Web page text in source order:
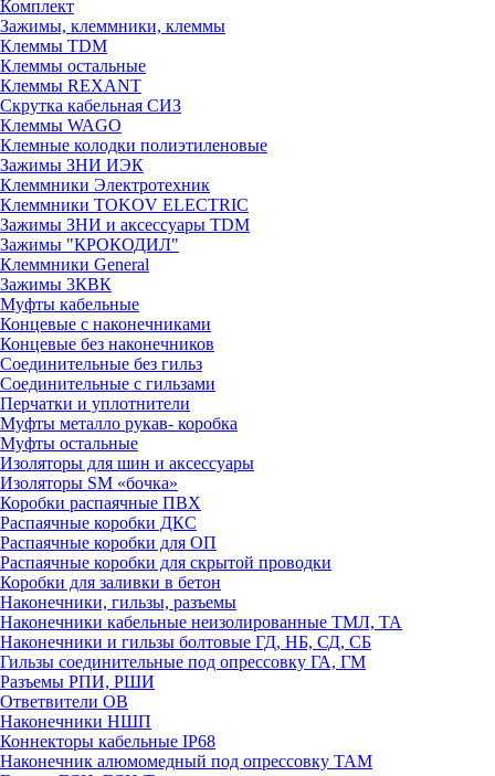
Комплект
Зажимы, клеммники, клеммы
Клеммы TDM
Клеммы остальные
Клеммы REXANT
Скрутка кабельная СИЗ
Клеммы WAGO
Клемные колодки полиэтиленовые
Зажимы ЗНИ ИЭК
Клеммники Электротехник
Клеммники TOKOV ELECTRIC
Зажимы ЗНИ и аксессуары TDM
Зажимы "КРОКОДИЛ"
Клеммники General
Зажимы 3КВК
Муфты кабельные
Концевые с наконечниками
Концевые без наконечников
Соединительные без гильз
Соединительные с гильзами
Перчатки и уплотнители
Муфты металло рукав- коробка
Муфты остальные
Изоляторы для шин и аксессуары
Изоляторы SM «бочка»
Коробки распаячные ПВХ
Распаячные коробки ДКС
Распаячные коробки для ОП
Распаячные коробки для скрытой проводки
Коробки для заливки в бетон
Наконечники, гильзы, разъемы
Наконечники кабельные неизолированные ТМЛ, ТА
Наконечники и гильзы болтовые ГД, НБ, СД, СБ
Гильзы соединительные под опрессовку ГА, ГМ
Разъемы РПИ, РШИ
Ответвители ОВ
Наконечники НШП
Коннекторы кабельные IP68
Наконечник алюмомедный под опрессовку ТАМ